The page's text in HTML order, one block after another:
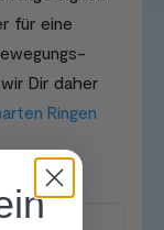
für eine
Dir daher
Ringen